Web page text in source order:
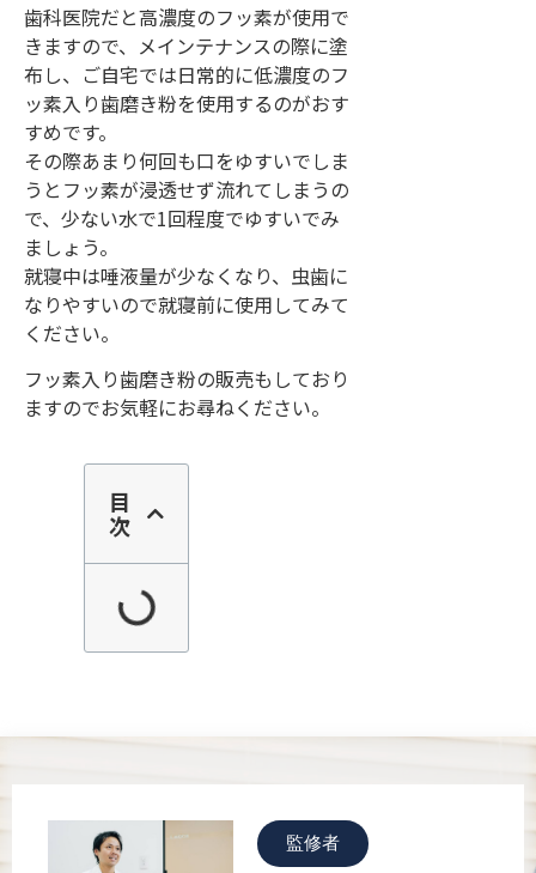
歯科医院だと高濃度のフッ素が使用で
きますので、メインテナンスの際に塗
布し、ご自宅では日常的に低濃度のフ
ッ素入り歯磨き粉を使用するのがおす
すめです。
その際あまり何回も口をゆすいでしま
うとフッ素が浸透せず流れてしまうの
で、少ない水で1回程度でゆすいでみ
ましょう。
就寝中は唾液量が少なくなり、虫歯に
なりやすいので就寝前に使用してみて
ください。
フッ素入り歯磨き粉の販売もしており
ますのでお気軽にお尋ねください。
目
次
監修者